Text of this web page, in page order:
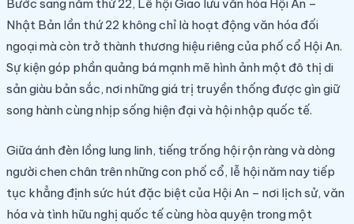
Bước sang năm thứ 22, Lễ hội Giao lưu văn hóa Hội An –
Nhật Bản lần thứ 22 không chỉ là hoạt động văn hóa đối
ngoại mà còn trở thành thương hiệu riêng của phố cổ Hội An.
Sự kiện góp phần quảng bá mạnh mẽ hình ảnh một đô thị di
sản giàu bản sắc, nơi những giá trị truyền thống được gìn giữ
song hành cùng nhịp sống hiện đại và hội nhập quốc tế.
Giữa ánh đèn lồng lung linh, tiếng trống hội rộn ràng và dòng
người chen chân trên những con phố cổ, lễ hội năm nay tiếp
tục khẳng định sức hút đặc biệt của Hội An – nơi lịch sử, văn
hóa và tình hữu nghị quốc tế cùng hòa quyện trong một